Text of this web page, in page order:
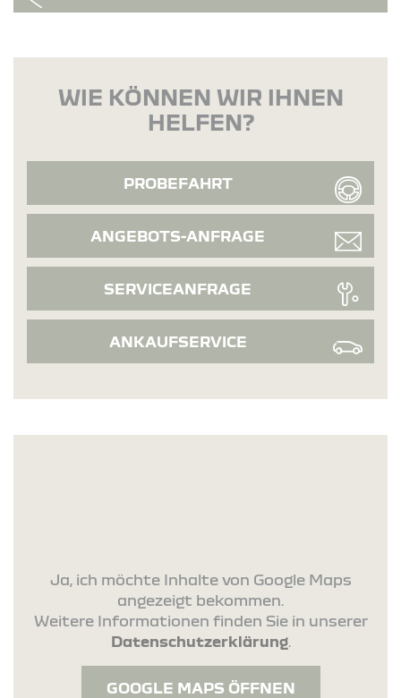
WIE KÖNNEN WIR IHNEN
HELFEN?
PROBEFAHRT
ANGEBOTS-ANFRAGE
SERVICEANFRAGE
ANKAUFSERVICE
Ja, ich möchte Inhalte von Google Maps
angezeigt bekommen.
Weitere Informationen finden Sie in unserer
Datenschutzerklärung.
GOOGLE MAPS ÖFFNEN